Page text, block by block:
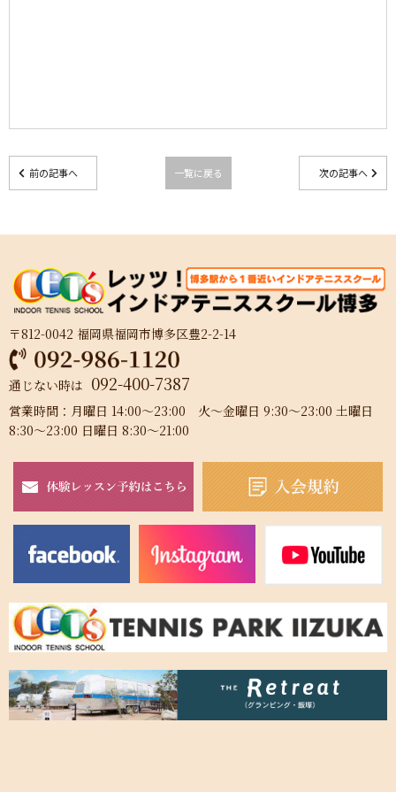
前の記事へ 一覧に戻る 次の記事へ
〒812-0042 福岡県福岡市博多区豊2-2-14
通じない時は 092-400-7387
営業時間：月曜日 14:00～23:00 火～金曜日 9:30～23:00 土曜日
8:30～23:00 日曜日 8:30～21:00